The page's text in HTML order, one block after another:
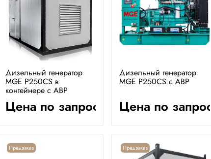
Дизельный генератор
MGE P250CS в
контейнере с АВР
Цена по запросу
Дизельный генератор
MGE P250CS с АВР
Цена по запросу
Предзаказ Предзаказ